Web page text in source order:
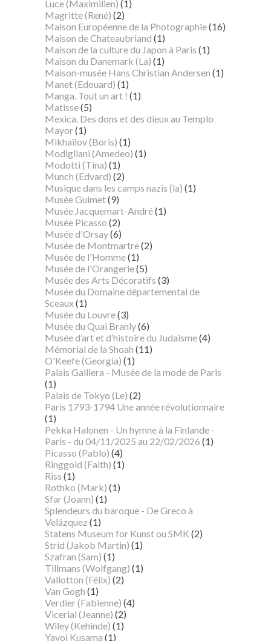
Luce (Maximilien) (1)
Magritte (René) (2)
Maison Européenne de la Photographie(16)
Maison de Chateaubriand (1)
Maison de la culture du Japon à Paris (1)
Maison du Danemark (La) (1)
Maison-musée Hans Christian Andersen (1)
Manet (Edouard) (1)
Manga. Tout un art ! (1)
Matisse(5)
Mexica. Des dons et des dieux au Templo
Mayor(1)
Mikhaïlov (Boris) (1)
Modigliani (Amedeo) (1)
Modotti (Tina) (1)
Munch (Edvard) (2)
Musique dans les camps nazis (la) (1)
Musée Guimet(9)
Musée Jacquemart-André(1)
Musée Picasso (2)
Musée d'Orsay(6)
Musée de Montmartre(2)
Musée de l'Homme(1)
Musée de l'Orangerie(5)
Musée des Arts Décoratifs (3)
Musée du Domaine départemental de
Sceaux(1)
Musée du Louvre(3)
Musée du Quai Branly(6)
Musée d’art et d’histoire du Judaïsme(4)
Mémorial de la Shoah (11)
O'Keefe (Georgia) (1)
Palais Galliera - Musée de la mode de Paris
(1)
Palais de Tokyo (Le) (2)
Paris 1793-1794 Une année révolutionnaire
(1)
Pekka Halonen - Un hymne à la Finlande -
Paris - du 04/11/2025 au 22/02/2026 (1)
Picasso (Pablo) (4)
Ringgold (Faith) (1)
Riss (1)
Rothko (Mark) (1)
Sfar (Joann) (1)
Splendeurs du baroque - De Greco à
Velázquez (1)
Statens Museum for Kunst ou SMK (2)
Strid (Jakob Martin) (1)
Szafran (Sam) (1)
Tillmans (Wolfgang) (1)
Vallotton (Félix) (2)
Van Gogh (1)
Verdier (Fabienne) (4)
Vicerial (Jeanne) (2)
Wiley (Kehinde) (1)
Yayoi Kusama (1)